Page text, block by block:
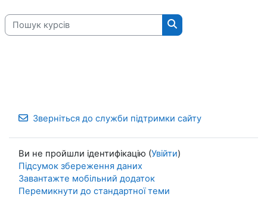
Пошук курсів
Пошук курсів
Зверніться до служби підтримки сайту
Ви не пройшли ідентифікацію (Увійти)
Підсумок збереження даних
Завантажте мобільний додаток
Перемикнути до стандартної теми